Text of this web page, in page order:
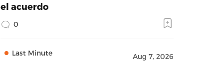
el acuerdo
0
Last Minute Aug 7, 2026